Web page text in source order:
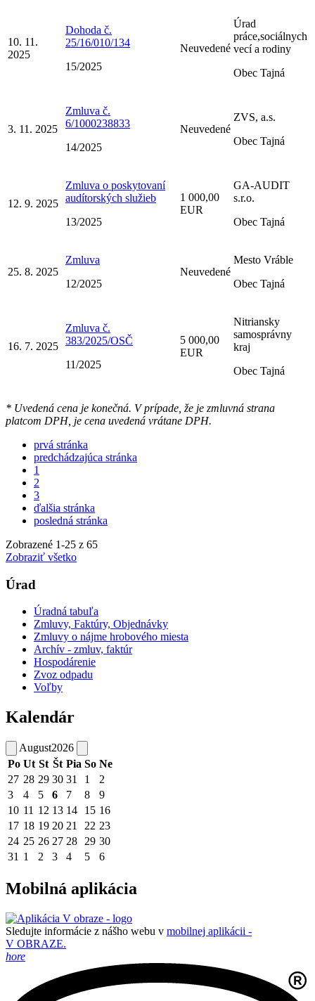
10. 11.
2025
Dohoda č.
25/16/010/134
15/2025
Neuvedené
Úrad
práce,sociálnych
vecí a rodiny
Obec Tajná
3. 11. 2025
Zmluva č.
6/1000238833
14/2025
Neuvedené
ZVS, a.s.
Obec Tajná
12. 9. 2025
Zmluva o poskytovaní
audítorských služieb
13/2025
1 000,00
EUR
GA-AUDIT
s.r.o.
Obec Tajná
25. 8. 2025
Zmluva
12/2025
Neuvedené
Mesto Vráble
Obec Tajná
16. 7. 2025
Zmluva č.
383/2025/OSČ
11/2025
5 000,00
EUR
Nitriansky
samosprávny
kraj
Obec Tajná
* Uvedená cena je konečná. V prípade, že je zmluvná strana
platcom DPH, je cena uvedená vrátane DPH.
prvá stránka
predchádzajúca stránka
1
2
3
ďalšia stránka
posledná stránka
Zobrazené 1-25 z 65
Zobraziť všetko
Úrad
Úradná tabuľa
Zmluvy, Faktúry, Objednávky
Zmluvy o nájme hrobového miesta
Archív - zmluv, faktúr
Hospodárenie
Zvoz odpadu
Voľby
Kalendár
August2026
Po Ut St Št Pia So Ne
27 28 29 30 31 1
2
3
4 5 6 7 8
9
10 11 12 13 14 15 16
17 18 19 20 21 22 23
24 25 26 27 28 29 30
31 1 2 3 4 5 6
Mobilná aplikácia
Sledujte informácie z nášho webu v mobilnej aplikácii -
V OBRAZE.
hore